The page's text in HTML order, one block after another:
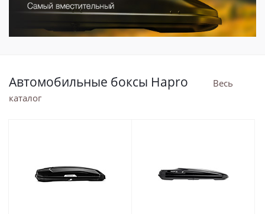
Автомобильные боксы Hapro
Весь
каталог